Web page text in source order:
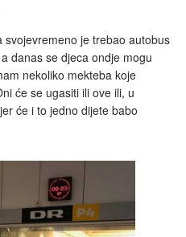
je trebao autobus
danas se djeca ondje mogu
nekoliko mekteba koje
će se ugasiti ili ove ili, u
će i to jedno dijete babo